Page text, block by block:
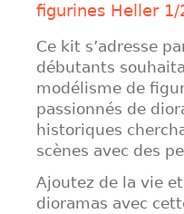
figurines Heller
Ce kit s’adresse
débutants
modélisme de
passionnés de
historiques
scènes avec des
Ajoutez de la vie
dioramas avec